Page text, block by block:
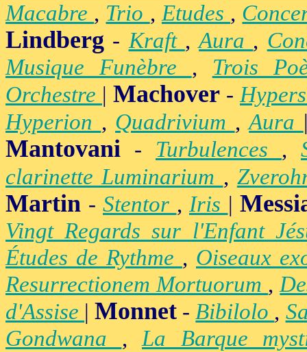
Macabre , Trio ,Etudes ,
Lindberg -Kraft ,Aura ,
Musique Funèbre , Trois
Orchestre | Machover -
Hyperion , Quadrivium ,Aura
Mantovani - Turbulences ,
clarinette Luminarium ,
Martin - Stentor , Iris |
Vingt Regards sur l'Enfant
Études de Rythme , Oiseaux
Resurrectionem Mortuorum ,
d'Assise |Monnet -Bibilolo ,
Gondwana ,La Barque